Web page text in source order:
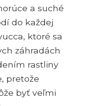
a suché
do každej
ktoré sa
záhradách
rastliny
pretože
byť veľmi